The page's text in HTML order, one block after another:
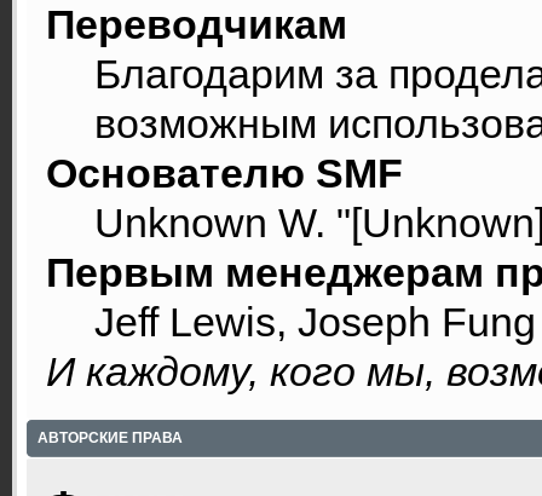
Переводчикам
Благодарим за
возможным
Основателю SMF
Unknown W.
Первым менеджерам
Jeff Lewis, Joseph
И каждому, кого мы,
АВТОРСКИЕ ПРАВА